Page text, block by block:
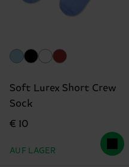
Soft Lurex Short Crew
Sock
€ 10
AUF LAGER